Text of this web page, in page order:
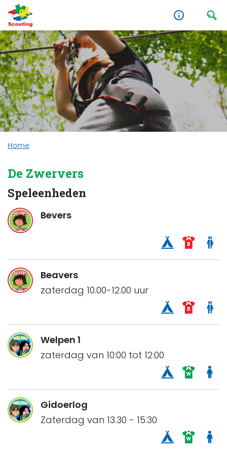
Home
De Zwervers
Speleenheden
Bevers
Beavers
zaterdag 10.00-12.00 uur
Welpen 1
zaterdag van 10:00 tot 12:00
Gidoerlog
Zaterdag van 13.30 - 15.30